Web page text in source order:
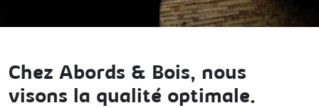
Chez Abords & Bois, nous
visons la qualité optimale.